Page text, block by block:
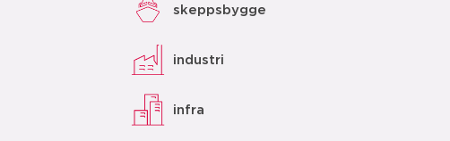
skeppsbygge
industri
infra